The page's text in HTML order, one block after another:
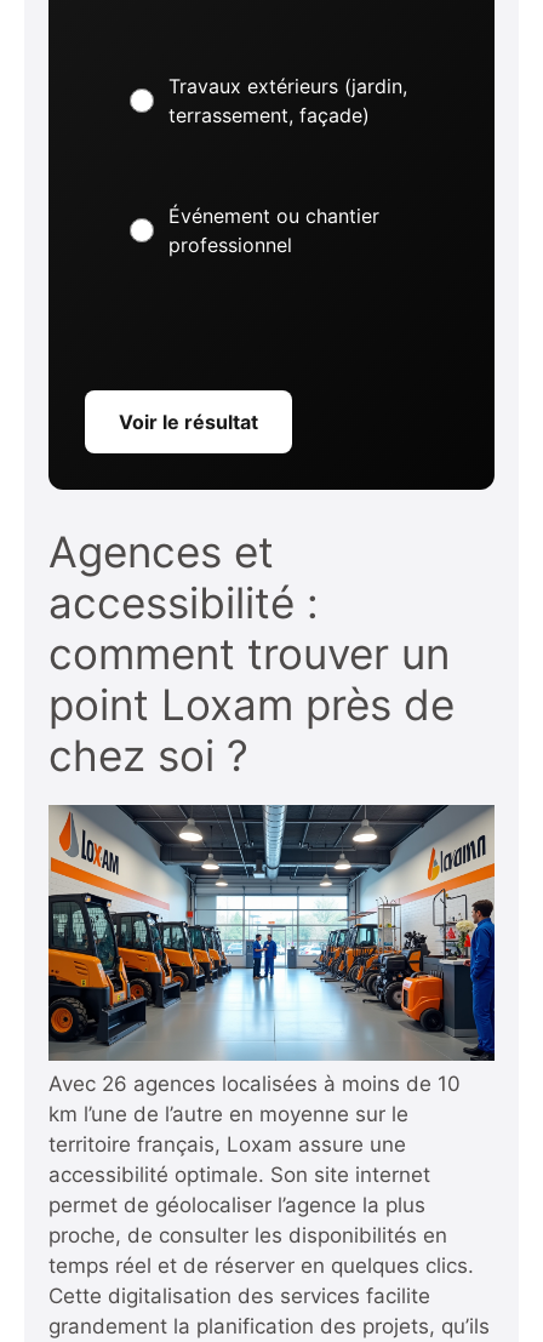
Travaux extérieurs (jardin,
terrassement, façade)
Événement ou chantier
professionnel
Voir le résultat
Agences et
accessibilité :
comment trouver un
point Loxam près de
chez soi ?
Avec 26 agences localisées à moins de 10
km l’une de l’autre en moyenne sur le
territoire français, Loxam assure une
accessibilité optimale. Son site internet
permet de géolocaliser l’agence la plus
proche, de consulter les disponibilités en
temps réel et de réserver en quelques clics.
Cette digitalisation des services facilite
grandement la planification des projets, qu’ils